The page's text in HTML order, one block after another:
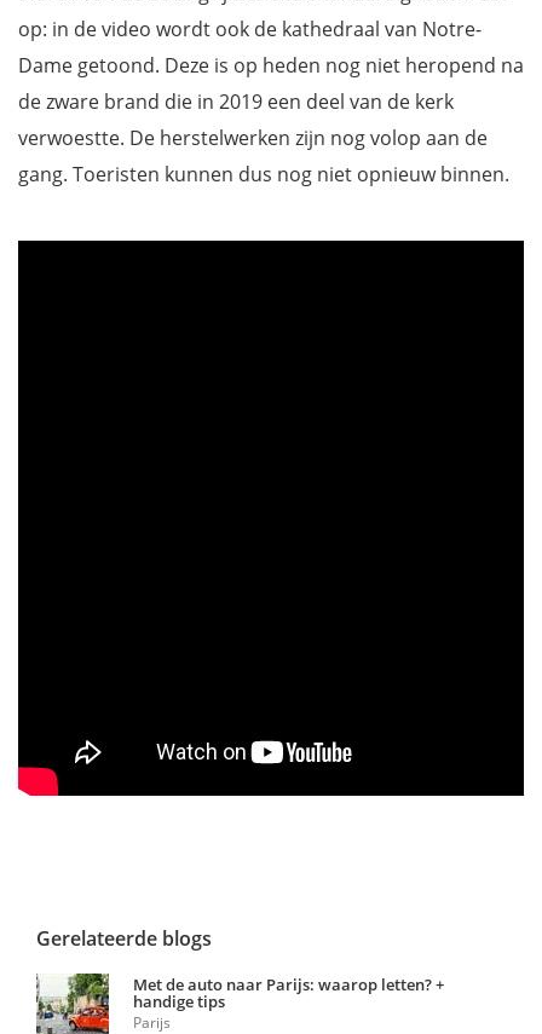
op: in de video wordt ook de kathedraal van Notre-
Dame getoond. Deze is op heden nog niet heropend na
de zware brand die in 2019 een deel van de kerk
verwoestte. De herstelwerken zijn nog volop aan de
gang. Toeristen kunnen dus nog niet opnieuw binnen.
Gerelateerde blogs
Met de auto naar Parijs: waarop letten? +
handige tips
Parijs